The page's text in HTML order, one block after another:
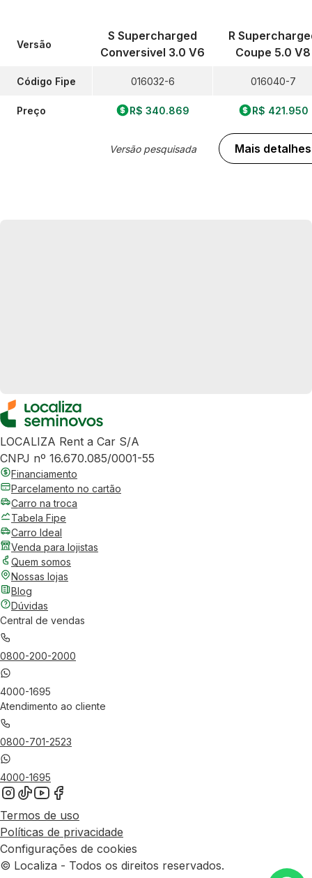
Versão
Código Fipe
Preço
S Supercharged
Conversivel 3.0 V6
016032-6
R$ 340.869
Versão pesquisada
R
Coupe 5.0 V8
016040-7
R$ 421.950
Mais detalhes
LOCALIZA Rent a Car S/A
CNPJ nº 16.670.085/0001-55
Financiamento
Parcelamento no cartão
Carro na troca
Tabela Fipe
Carro Ideal
Venda para lojistas
Quem somos
Nossas lojas
Blog
Dúvidas
Central de vendas
0800-200-2000
4000-1695
Atendimento ao cliente
0800-701-2523
4000-1695
Termos de uso
Políticas de privacidade
Configurações de cookies
© Localiza - Todos os direitos reservados.